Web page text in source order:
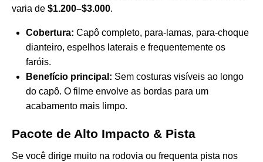
varia de $1.200–$3.000.
Cobertura: Capô completo, para-lamas, para-choque
dianteiro, espelhos laterais e frequentemente os
faróis.
Benefício principal: Sem costuras visíveis ao longo
do capô. O filme envolve as bordas para um
acabamento mais limpo.
Pacote de Alto Impacto & Pista
Se você dirige muito na rodovia ou frequenta pista nos